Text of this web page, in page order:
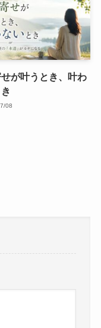
が叶うとき、叶わ
08